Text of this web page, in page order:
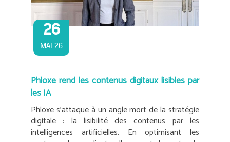
26
MAI 26
Phloxe rend les contenus digitaux lisibles par
les IA
Phloxe s’attaque à un angle mort de la stratégie
digitale : la lisibilité des contenus par les
intelligences artificielles. En optimisant les